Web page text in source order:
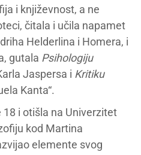
i književnost, a ne
čitala i učila napamet
Helderlina i Homera, i
gutala Psihologiju
Jaspersa i Kritiku
Kanta“.
18 i otišla na Univerzitet
kod Martina
elemente svog